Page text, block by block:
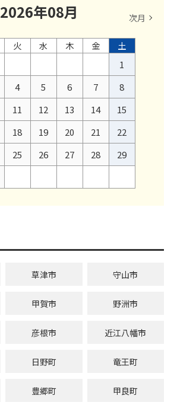
2026年08月 次月
火 水 木 金
土
1
4 5 6 7
8
11 12 13 14
15
18 19 20 21
22
25 26 27 28
29
草津市 守山市
甲賀市 野洲市
彦根市 近江八幡市
日野町 竜王町
豊郷町 甲良町